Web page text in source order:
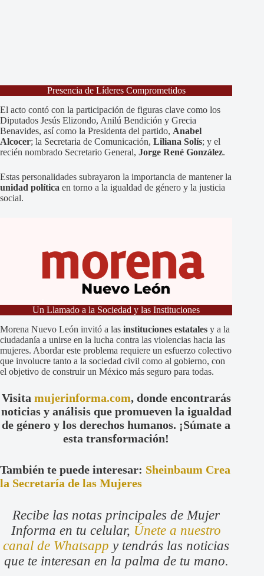
Presencia de Líderes Comprometidos
El acto contó con la participación de figuras clave como los
Diputados Jesús Elizondo, Anilú Bendición y Grecia
Benavides, así como la Presidenta del partido, Anabel
Alcocer; la Secretaria de Comunicación, Liliana Solís; y el
recién nombrado Secretario General, Jorge René González.
Estas personalidades subrayaron la importancia de mantener la
unidad política en torno a la igualdad de género y la justicia
social.
Un Llamado a la Sociedad y las Instituciones
Morena Nuevo León invitó a las instituciones estatales y a la
ciudadanía a unirse en la lucha contra las violencias hacia las
mujeres. Abordar este problema requiere un esfuerzo colectivo
que involucre tanto a la sociedad civil como al gobierno, con
el objetivo de construir un México más seguro para todas.
Visita mujerinforma.com, donde encontrarás
noticias y análisis que promueven la igualdad
de género y los derechos humanos. ¡Súmate a
esta transformación!
También te puede interesar: Sheinbaum Crea
la Secretaría de las Mujeres
Recibe las notas principales de Mujer
Informa en tu celular, Únete a nuestro
canal de Whatsapp y tendrás las noticias
que te interesan en la palma de tu mano.